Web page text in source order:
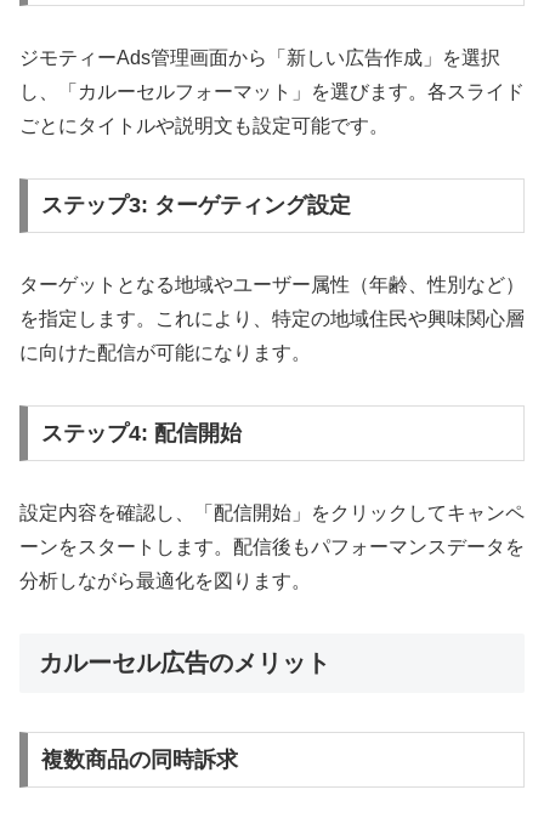
ジモティーAds管理画面から「新しい広告作成」を選択
し、「カルーセルフォーマット」を選びます。各スライド
ごとにタイトルや説明文も設定可能です。
ステップ3: ターゲティング設定
ターゲットとなる地域やユーザー属性（年齢、性別など）
を指定します。これにより、特定の地域住民や興味関心層
に向けた配信が可能になります。
ステップ4: 配信開始
設定内容を確認し、「配信開始」をクリックしてキャンペ
ーンをスタートします。配信後もパフォーマンスデータを
分析しながら最適化を図ります。
カルーセル広告のメリット
複数商品の同時訴求